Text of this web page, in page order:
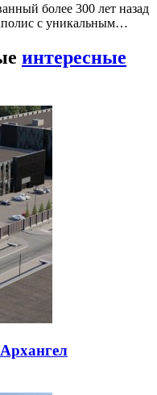
более 300 лет назад
с уникальным…
интересные